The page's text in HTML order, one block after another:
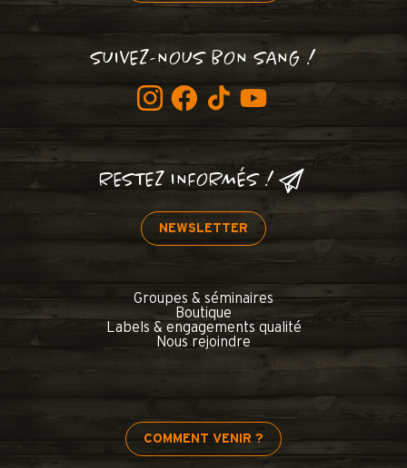
SUIVEZ-NOUS BON SANG !
RESTEZ INFORMÉS !
NEWSLETTER
Groupes & séminaires
Boutique
Labels & engagements qualité
Nous rejoindre
COMMENT VENIR ?